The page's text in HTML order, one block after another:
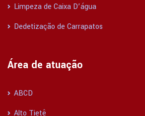
Limpeza de Caixa D’água
Dedetização de Carrapatos
Área de atuação
ABCD
Alto Tietê